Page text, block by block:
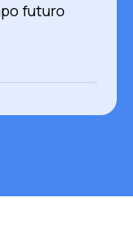
futuro